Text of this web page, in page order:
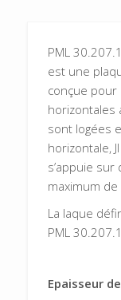
PML
est une
conçue pour
horizontales
sont logées
horizontale,
s’appuie
maximum
La laque
PML
Epaisseur